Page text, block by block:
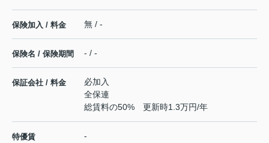
保険加入 / 料金 無 / -
保険名 / 保険期間 - / -
保証会社 / 料金
必加入
全保連
総賃料の50% 更新時1.3万円/年
特優賃 -